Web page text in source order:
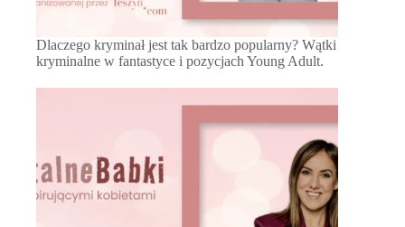
Dlaczego kryminał jest tak bardzo popularny? Wątki
kryminalne w fantastyce i pozycjach Young Adult.